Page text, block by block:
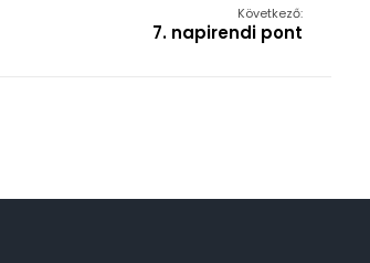
Következő:
7. napirendi pont